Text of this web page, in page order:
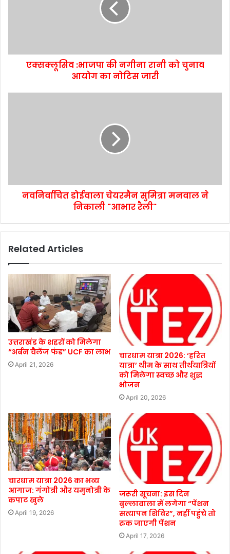
एक्सक्लूसिव :भाजपा की नगीना रानी को चुनाव
आयोग का नोटिस जारी
नवनिर्वाचित डोईवाला चेयरमैन सुमित्रा मनवाल ने
निकाली "आभार रैली"
Related Articles
उत्तराखंड के शहरों को मिलेगा
“अर्बन चैलेंज फंड” UCF का लाभ
April 21, 2026
चारधाम यात्रा 2026: ‘हरित
यात्रा’ थीम के साथ तीर्थयात्रियों
को मिलेगा स्वच्छ और शुद्ध
भोजन
April 20, 2026
चारधाम यात्रा 2026 का भव्य
आगाज: गंगोत्री और यमुनोत्री के
कपाट खुले
April 19, 2026
जरूरी सूचना: इस दिन
बुल्लावाला में लगेगा “पेंशन
सत्यापन शिविर”, नहीं पहुंचे तो
रुक जाएगी पेंशन
April 17, 2026